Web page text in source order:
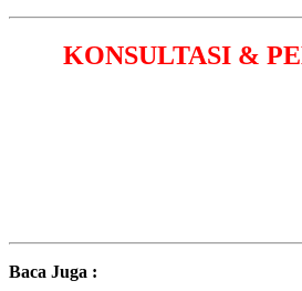
KONSULTASI &
Baca Juga :